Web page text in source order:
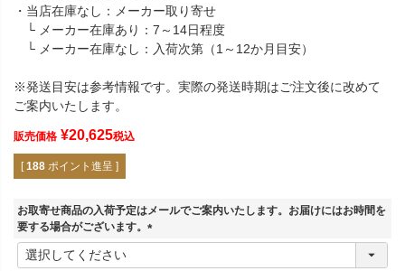
・当店在庫なし：メーカー取り寄せ
└ メーカー在庫あり：7～14日程度
└ メーカー在庫なし：入荷次第（1～12か月目安）
※発送目安は参考情報です。実際の発送時期はご注文後に改めて
ご案内いたします。
販売価格 ¥20,625税込
[ 188 ポイント進呈 ]
お取寄せ商品の入荷予定はメールでご案内いたします。お届けにはお時間を
要する場合がございます。
(